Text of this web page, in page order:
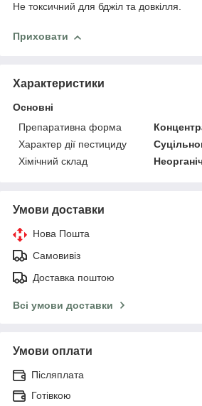
Не токсичний для бджіл та довкілля.
Приховати
Характеристики
Основні
Препаративна форма
Характер дії пестициду
Хімічний склад
Умови доставки
Нова Пошта
Самовивіз
Доставка поштою
Всі умови доставки
Умови оплати
Післяплата
Готівкою